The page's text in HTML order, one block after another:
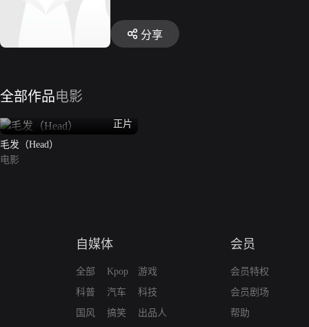
分享
全部作品电影
正片
毛发（Head）
电影
自媒体
全部
科普
国风
Kpop
汽车
搞笑
游戏
科技
出品人
会员
会员特权
会员剧场
帮助